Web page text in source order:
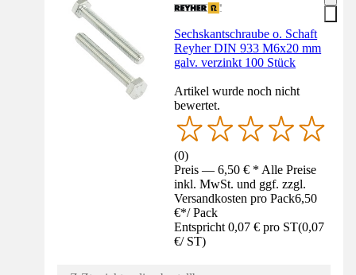
Sechskantschraube o. Schaft
Reyher DIN 933 M6x20 mm
galv. verzinkt 100 Stück
Artikel wurde noch nicht
bewertet.
(0)
Preis — 6,50 € * Alle Preise
inkl. MwSt. und ggf. zzgl.
Versandkosten pro Pack6,50
€*/ Pack
Entspricht 0,07 € pro ST(0,07
€/ ST)